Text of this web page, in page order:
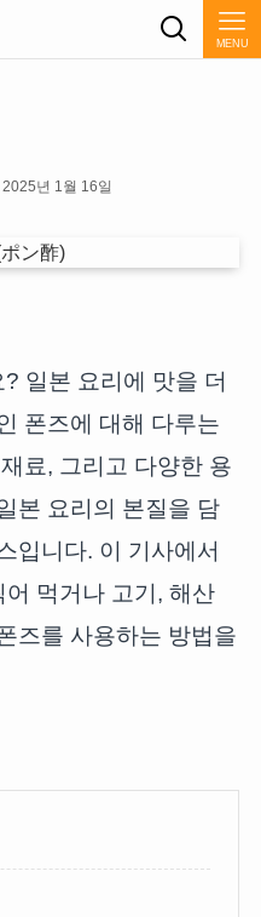
MENU
2025년 1월 16일
일본 요리에 맛을 더
폰즈에 대해 다루는
료, 그리고 다양한 용
본 요리의 본질을 담
입니다. 이 기사에서
먹거나 고기, 해산
즈를 사용하는 방법을